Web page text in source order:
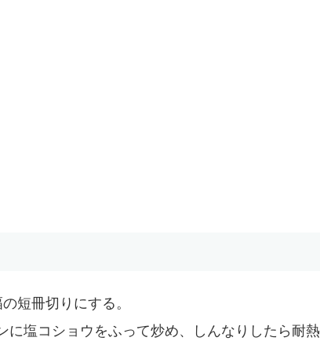
短冊切りにする。
塩コショウをふって炒め、しんなりしたら耐熱